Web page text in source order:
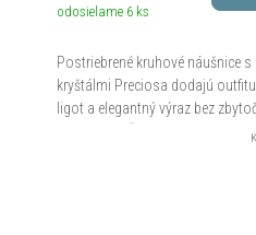
odosielame 6 ks
Postriebrené kruhové náušnice s
kryštálmi Preciosa dodajú
ligot a elegantný výraz bez
okázalosti. Širšia predná časť